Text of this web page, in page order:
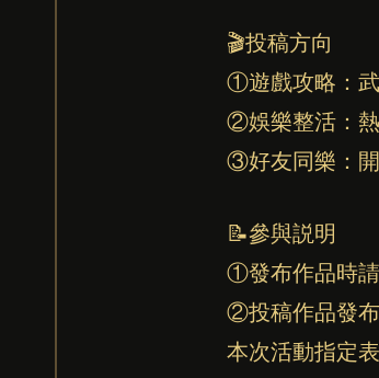
🎬投稿方向
①遊戲攻略：武
②娛樂整活：熱
③好友同樂：開
📝參與説明
①發布作品時請
②投稿作品發布
本次活動指定表